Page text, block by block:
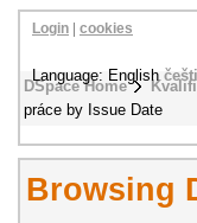
DSpace Home
práce by Issue Date
Login cookies
Language: English
Browsing